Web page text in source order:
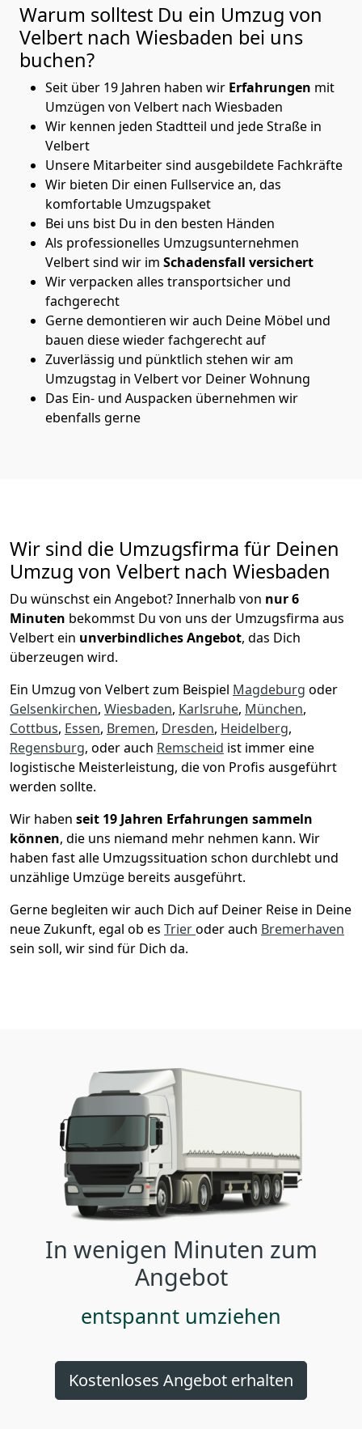
Warum solltest Du ein Umzug von
Velbert nach Wiesbaden bei uns
buchen?
Seit über 19 Jahren haben wir Erfahrungen mit
Umzügen von Velbert nach Wiesbaden
Wir kennen jeden Stadtteil und jede Straße in
Velbert
Unsere Mitarbeiter sind ausgebildete Fachkräfte
Wir bieten Dir einen Fullservice an, das
komfortable Umzugspaket
Bei uns bist Du in den besten Händen
Als professionelles Umzugsunternehmen
Velbert sind wir im Schadensfall versichert
Wir verpacken alles transportsicher und
fachgerecht
Gerne demontieren wir auch Deine Möbel und
bauen diese wieder fachgerecht auf
Zuverlässig und pünktlich stehen wir am
Umzugstag in Velbert vor Deiner Wohnung
Das Ein- und Auspacken übernehmen wir
ebenfalls gerne
Wir sind die Umzugsfirma für Deinen
Umzug von Velbert nach Wiesbaden
Du wünschst ein Angebot? Innerhalb von nur 6
Minuten bekommst Du von uns der Umzugsfirma aus
Velbert ein unverbindliches Angebot, das Dich
überzeugen wird.
Ein Umzug von Velbert zum Beispiel Magdeburg oder
Gelsenkirchen, Wiesbaden, Karlsruhe, München,
Cottbus, Essen, Bremen, Dresden, Heidelberg,
Regensburg, oder auch Remscheid ist immer eine
logistische Meisterleistung, die von Profis ausgeführt
werden sollte.
Wir haben seit 19 Jahren Erfahrungen sammeln
können, die uns niemand mehr nehmen kann. Wir
haben fast alle Umzugssituation schon durchlebt und
unzählige Umzüge bereits ausgeführt.
Gerne begleiten wir auch Dich auf Deiner Reise in Deine
neue Zukunft, egal ob es Trieroder auch Bremer­haven
sein soll, wir sind für Dich da.
In wenigen Minuten zum
Angebot
entspannt umziehen
Kostenloses Angebot erhalten